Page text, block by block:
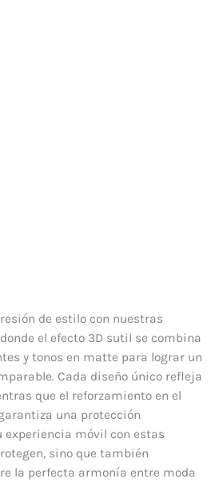
de estilo con nuestras
el efecto 3D sutil se combina
y tonos en matte para lograr un
Cada diseño único refleja
que el reforzamiento en el
una protección
experiencia móvil con estas
sino que también
la perfecta armonía entre moda